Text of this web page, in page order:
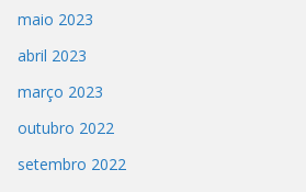
maio 2023
abril 2023
março 2023
outubro 2022
setembro 2022